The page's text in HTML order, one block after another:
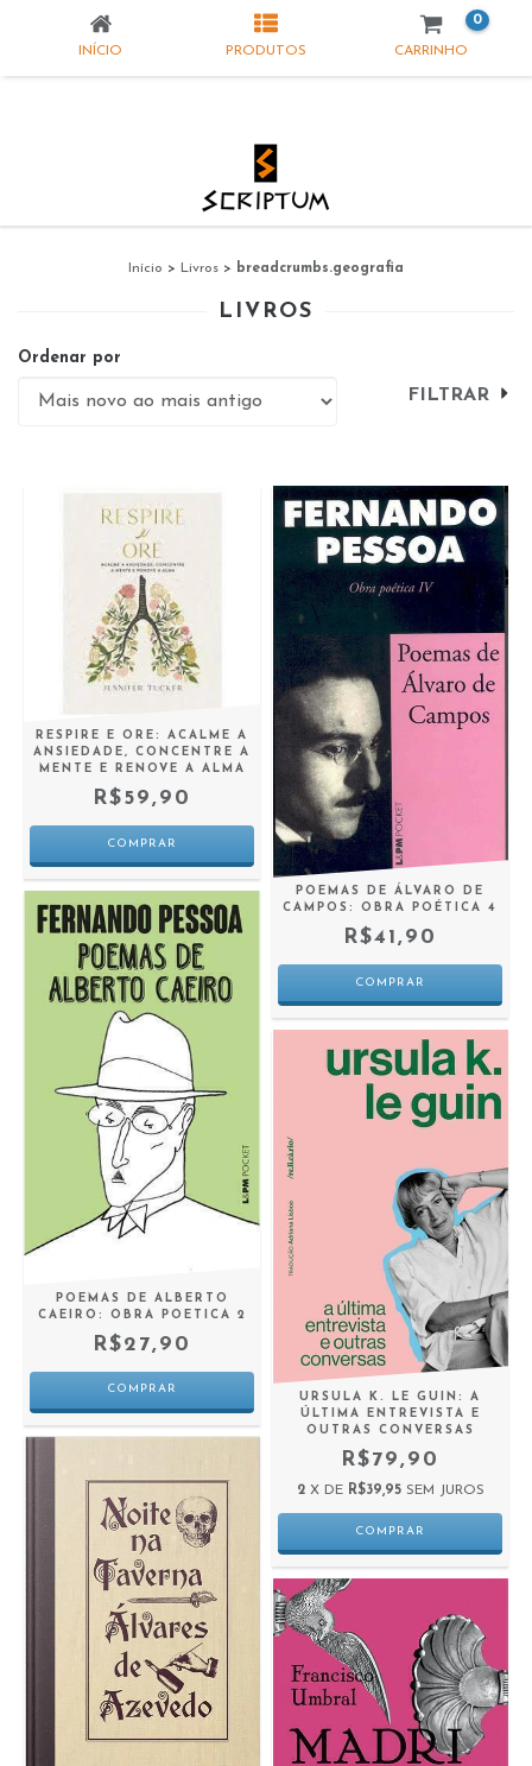
INÍCIO PRODUTOS CARRINHO
0
Início > Livros > breadcrumbs.geografia
LIVROS
Ordenar por
FILTRAR
RESPIRE E ORE: ACALME A
ANSIEDADE, CONCENTRE A
MENTE E RENOVE A ALMA
R$59,90
POEMAS DE ÁLVARO DE
CAMPOS: OBRA POÉTICA 4
R$41,90
POEMAS DE ALBERTO
CAEIRO: OBRA POETICA 2
R$27,90
URSULA K. LE GUIN: A
ÚLTIMA ENTREVISTA E
OUTRAS CONVERSAS
R$79,90
2 X DE R$39,95 SEM JUROS